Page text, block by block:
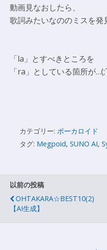
動画見なおしたら、
歌詞みたいなののミスを
「la」とすべきところを
「ra」としている箇所が
カテゴリー: ボーカロイド
タグ: Megpoid, SUNO AI,
以前の投稿
OHTAKARA☆BEST10(2)
【AI生成】